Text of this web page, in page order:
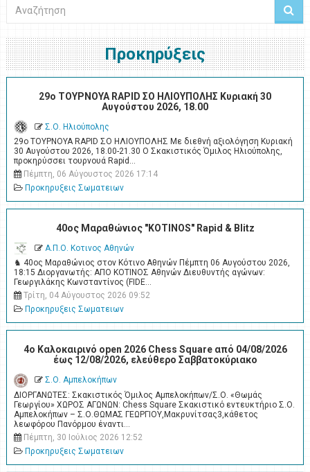
Προκηρύξεις
29ο ΤΟΥΡΝΟΥΑ RAPID ΣΟ ΗΛΙΟΥΠΟΛΗΣ Κυριακή 30
Αυγούστου 2026, 18.00
Σ.Ο. Ηλιούπολης
29ο ΤΟΥΡΝΟΥΑ RAPID ΣΟ ΗΛΙΟΥΠΟΛΗΣ Με διεθνή αξιολόγηση Κυριακή
30 Αυγούστου 2026, 18.00-21.30 Ο Σκακιστικός Όμιλος Ηλιούπολης,
προκηρύσσει τουρνουά Rapid…
Πέμπτη, 06 Αύγουστος 2026 17:14
Προκηρυξεις Σωματειων
40ος Μαραθώνιος "KOTINOS" Rapid & Blitz
Α.Π.Ο. Κοτινος Αθηνών
♞ 40ος Μαραθώνιος στον Κότινο Αθηνών Πέμπτη 06 Αυγούστου 2026,
18:15 Διοργανωτής: ΑΠΟ ΚΟΤΙΝΟΣ Αθηνών Διευθυντής αγώνων:
Γεωργιλάκης Κωνσταντίνος (FIDE…
Τρίτη, 04 Αύγουστος 2026 09:52
Προκηρυξεις Σωματειων
4o Καλοκαιρινό open 2026 Chess Square από 04/08/2026
έως 12/08/2026, ελεύθερο Σαββατοκύριακο
Σ.Ο. Αμπελοκήπων
ΔΙΟΡΓΑΝΩΤΕΣ: Σκακιστικός Όμιλος Αμπελοκήπων/Σ.Ο. «Θωμάς
Γεωργίου» ΧΩΡΟΣ ΑΓΩΝΩΝ: Chess Square Σκακιστικό εντευκτήριο Σ.Ο.
Αμπελοκήπων – Σ.Ο.ΘΩΜΑΣ ΓΕΩΡΓΙΟΥ,Μακρυνίτσας3,κάθετος
λεωφόρου Πανόρμου έναντι…
Πέμπτη, 30 Ιούλιος 2026 12:52
Προκηρυξεις Σωματειων